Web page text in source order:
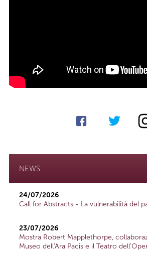
NEWS
24/07/2026
Call for Abstracts - La vulnerabilità del
23/07/2026
Mostra Robert Mapplethorpe,
Museo dell'Ara Pacis e il Teatro